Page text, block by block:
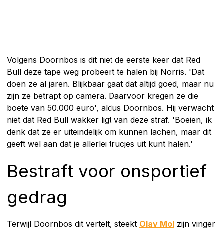
Volgens Doornbos is dit niet de eerste keer dat Red
Bull deze tape weg probeert te halen bij Norris. 'Dat
doen ze al jaren. Blijkbaar gaat dat altijd goed, maar nu
zijn ze betrapt op camera. Daarvoor kregen ze die
boete van 50.000 euro', aldus Doornbos. Hij verwacht
niet dat Red Bull wakker ligt van deze straf. 'Boeien, ik
denk dat ze er uiteindelijk om kunnen lachen, maar dit
geeft wel aan dat je allerlei trucjes uit kunt halen.'
Bestraft voor onsportief
gedrag
Terwijl Doornbos dit vertelt, steekt Olav Mol zijn vinger